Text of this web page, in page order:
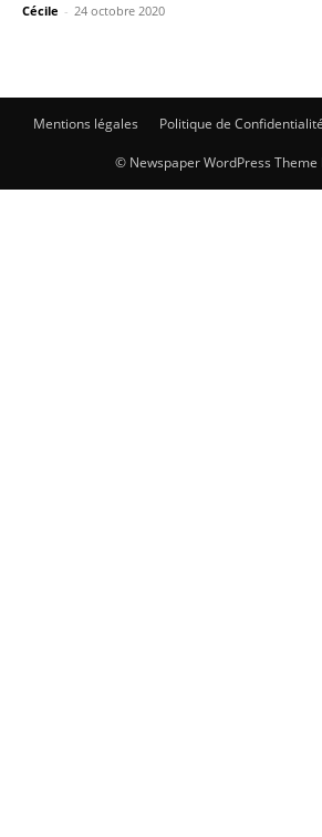
Cécile - 24 octobre 2020
Mentions légales Politique de Confidentialité
© Newspaper WordPress Theme